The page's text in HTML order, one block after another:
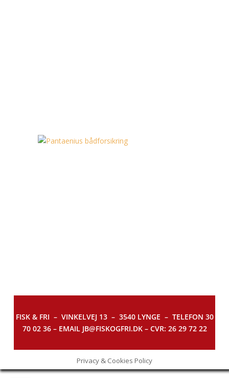
FISK & FRI – VINKELVEJ 13 – 3540 LYNGE – TELEFON 30
70 02 36 – EMAIL JB@FISKOGFRI.DK – CVR: 26 29 72 22
Privacy & Cookies Policy